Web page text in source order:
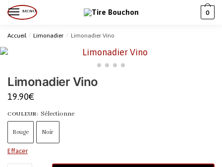
MENU 0
Accueil / Limonadier / Limonadier Vino
Limonadier Vino
19.90€
COULEUR: Sélectionne
Rouge Noir
Effacer